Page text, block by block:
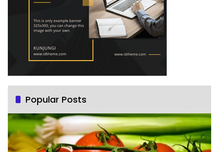
Popular Posts